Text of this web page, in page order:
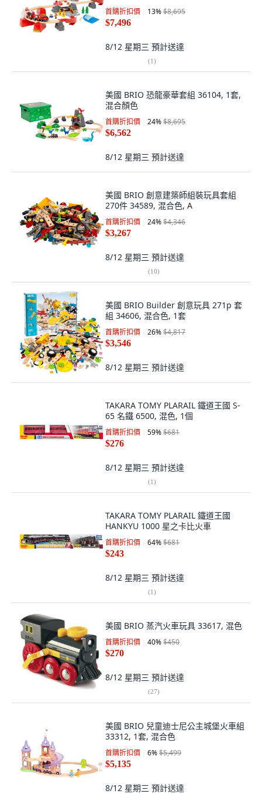
首購折扣價 13%$8,695
$7,496
8/12 星期三 預計送達
(1)
美國 BRIO 恐龍豪華套組 36104, 1套,
混合顏色
首購折扣價 24%$8,695
$6,562
8/12 星期三 預計送達
美國 BRIO 創意建築師組裝玩具套組
270件 34589, 混合色, A
首購折扣價 24%$4,346
$3,267
8/12 星期三 預計送達
(10)
美國 BRIO Builder 創意玩具 271p 套
組 34606, 混合色, 1套
首購折扣價 26%$4,817
$3,546
8/12 星期三 預計送達
TAKARA TOMY PLARAIL 鐵道王國 S-
65 名鐵 6500, 混色, 1個
首購折扣價 59%$681
$276
8/12 星期三 預計送達
(1)
TAKARA TOMY PLARAIL 鐵道王國
HANKYU 1000 星之卡比火車
首購折扣價 64%$681
$243
8/12 星期三 預計送達
(1)
美國 BRIO 蒸汽火車玩具 33617, 混色
首購折扣價 40%$450
$270
8/12 星期三 預計送達
(27)
美國 BRIO 兒童迪士尼公主城堡火車組
33312, 1套, 混合色
首購折扣價 6%$5,499
$5,135
8/12 星期三 預計送達